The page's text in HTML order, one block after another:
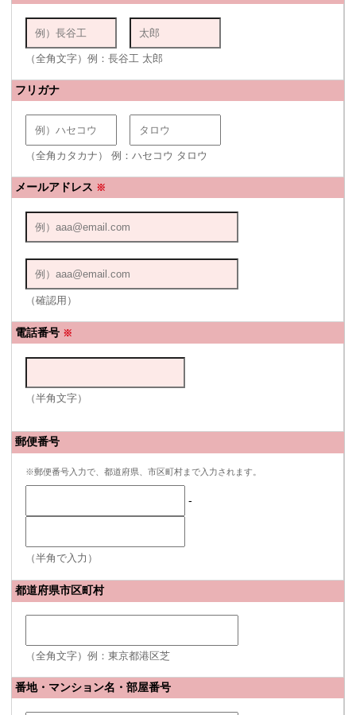
（全角文字）例：長谷工 太郎
フリガナ
（全角カタカナ） 例：ハセコウ タロウ
メールアドレス ※
（確認用）
電話番号 ※
（半角文字）
郵便番号
※郵便番号入力で、都道府県、市区町村まで入力されます。
-
（半角で入力）
都道府県市区町村
（全角文字）例：東京都港区芝
番地・マンション名・部屋番号